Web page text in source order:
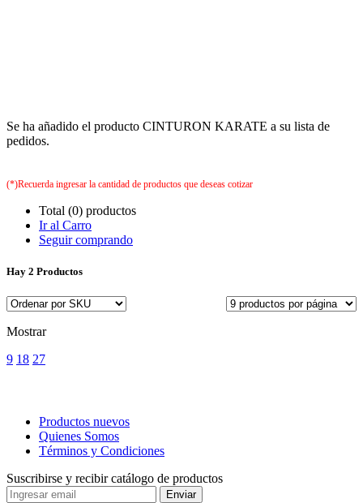
Se ha añadido el producto CINTURON KARATE a su lista de
pedidos.
(*)Recuerda ingresar la cantidad de productos que deseas cotizar
Total (0) productos
Ir al Carro
Seguir comprando
Hay 2 Productos
Mostrar
9 18 27
Productos nuevos
Quienes Somos
Términos y Condiciones
Suscribirse y recibir catálogo de productos